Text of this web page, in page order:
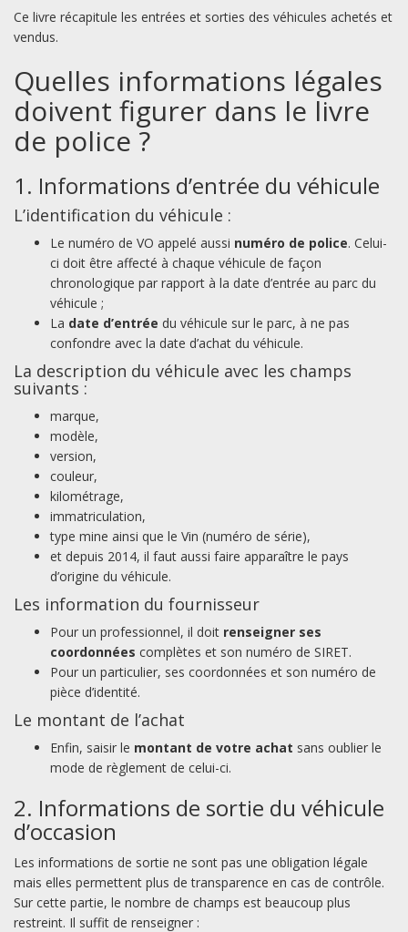
Ce livre récapitule les entrées et sorties des véhicules achetés et
vendus.
Quelles informations légales
doivent figurer dans le livre
de police ?
1. Informations d’entrée du véhicule
L’identification du véhicule :
Le numéro de VO appelé aussi numéro de police. Celui-
ci doit être affecté à chaque véhicule de façon
chronologique par rapport à la date d’entrée au parc du
véhicule ;
La date d’entrée du véhicule sur le parc, à ne pas
confondre avec la date d’achat du véhicule.
La description du véhicule avec les champs
suivants :
marque,
modèle,
version,
couleur,
kilométrage,
immatriculation,
type mine ainsi que le Vin (numéro de série),
et depuis 2014, il faut aussi faire apparaître le pays
d’origine du véhicule.
Les information du fournisseur
Pour un professionnel, il doit renseigner ses
coordonnées complètes et son numéro de SIRET.
Pour un particulier, ses coordonnées et son numéro de
pièce d’identité.
Le montant de l’achat
Enfin, saisir le montant de votre achat sans oublier le
mode de règlement de celui-ci.
2. Informations de sortie du véhicule
d’occasion
Les informations de sortie ne sont pas une obligation légale
mais elles permettent plus de transparence en cas de contrôle.
Sur cette partie, le nombre de champs est beaucoup plus
restreint. Il suffit de renseigner :